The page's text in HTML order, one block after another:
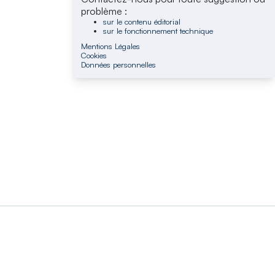
problème :
sur le contenu éditorial
sur le fonctionnement technique
Mentions Légales
Cookies
Données personnelles